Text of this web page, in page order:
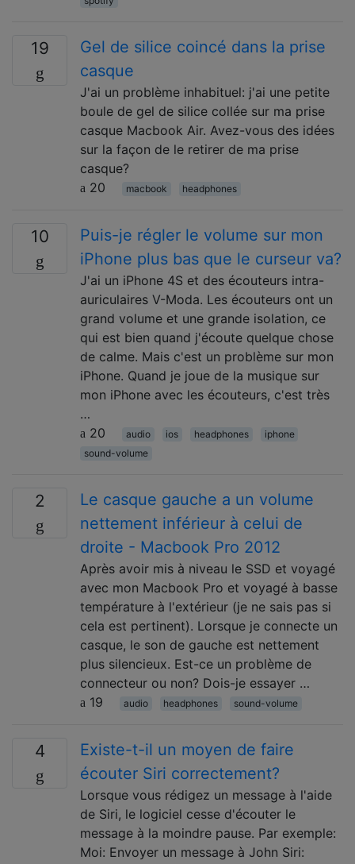
19
Gel de silice coincé dans la prise
casque
J'ai un problème inhabituel: j'ai une petite
boule de gel de silice collée sur ma prise
casque Macbook Air. Avez-vous des idées
sur la façon de le retirer de ma prise
casque?
20
macbook headphones
10
Puis-je régler le volume sur mon
iPhone plus bas que le curseur va?
J'ai un iPhone 4S et des écouteurs intra-
auriculaires V-Moda. Les écouteurs ont un
grand volume et une grande isolation, ce
qui est bien quand j'écoute quelque chose
de calme. Mais c'est un problème sur mon
iPhone. Quand je joue de la musique sur
mon iPhone avec les écouteurs, c'est très
…
20
audio ios headphones
iphone
sound-volume
2
Le casque gauche a un volume
nettement inférieur à celui de
droite - Macbook Pro 2012
Après avoir mis à niveau le SSD et voyagé
avec mon Macbook Pro et voyagé à basse
température à l'extérieur (je ne sais pas si
cela est pertinent). Lorsque je connecte un
casque, le son de gauche est nettement
plus silencieux. Est-ce un problème de
connecteur ou non? Dois-je essayer …
19
audio headphones sound-volume
4
Existe-t-il un moyen de faire
écouter Siri correctement?
Lorsque vous rédigez un message à l'aide
de Siri, le logiciel cesse d'écouter le
message à la moindre pause. Par exemple:
Moi: Envoyer un message à John Siri: